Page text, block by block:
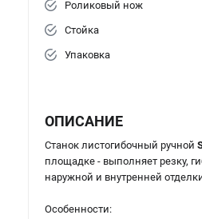
Роликовый нож
Стойка
Упаковка
ОПИСАНИЕ
Станок листогибочный ручной
площадке - выполняет резку,
наружной и внутренней
Особенности: